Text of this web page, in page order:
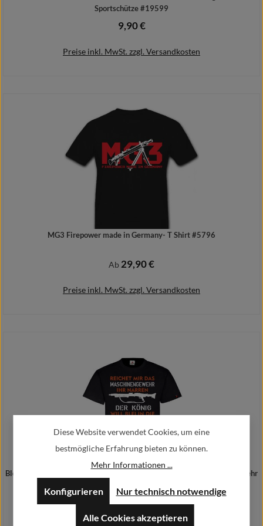
Sportschütze #19599
Regulärer Preis:
9,90 €
Preise inkl. MwSt. zzgl. Versandkosten
In den Warenkorb
MG3 Firepower made in Germany- T Shirt #5796
Regulärer Preis:
Ab29,90 €
Preise inkl. MwSt. zzgl. Versandkosten
Blei in die Heide Maschinengewehr MG3 Narren König Laune Bundeswehr
Regulärer Preis:
Ab29,90 €
Diese Website verwendet Cookies, um eine
bestmögliche Erfahrung bieten zu können.
Mehr Informationen ...
Nur technisch notwendige
Konfigurieren
Alle Cookies akzeptieren